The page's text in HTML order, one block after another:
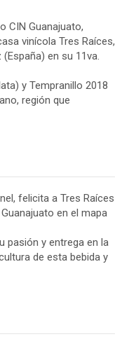
CIN Guanajuato,
vinícola Tres Raíces,
en su 11va.
y Tempranillo 2018
región que
felicita a Tres Raíces
en el mapa
pasión y entrega en la
de esta bebida y